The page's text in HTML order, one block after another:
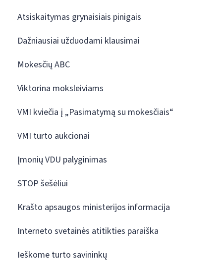
Atsiskaitymas grynaisiais pinigais
Dažniausiai užduodami klausimai
Mokesčių ABC
Viktorina moksleiviams
VMI kviečia į „Pasimatymą su mokesčiais“
VMI turto aukcionai
Įmonių VDU palyginimas
STOP šešėliui
Krašto apsaugos ministerijos informacija
Interneto svetainės atitikties paraiška
Ieškome turto savininkų